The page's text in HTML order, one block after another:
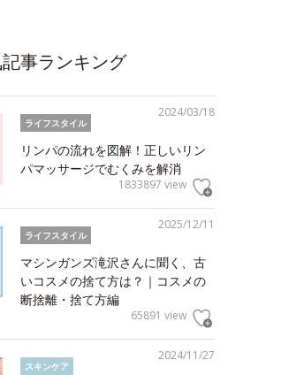
事ランキング
2024/03/18
ライフスタイル
リンパの流れを図解！正しいリン
パマッサージでむくみを解消
1833897 view
2025/12/11
ライフスタイル
マシンガンズ滝沢さんに聞く、古
いコスメの捨て方は？｜コスメの
断捨離・捨て方編
65891 view
2024/11/27
スキンケア